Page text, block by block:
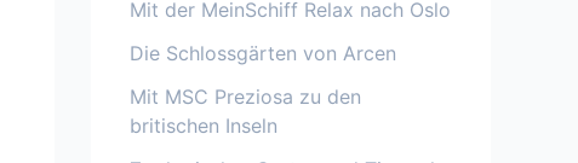
Mit der MeinSchiff Relax nach Oslo
Die Schlossgärten von Arcen
Mit MSC Preziosa zu den
britischen Inseln